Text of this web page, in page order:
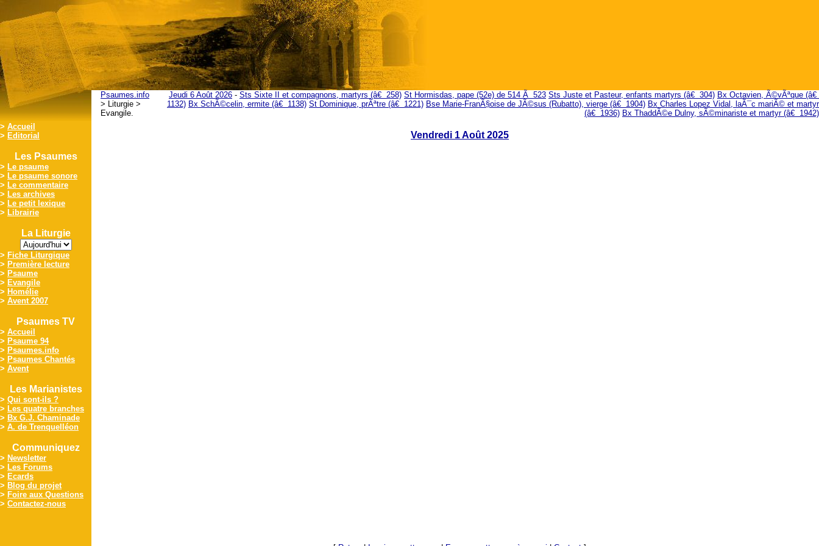
> Accueil
> Editorial
Les Psaumes
> Le psaume
> Le psaume sonore
> Le commentaire
> Les archives
> Le petit lexique
> Librairie
La Liturgie
> Fiche Liturgique
> Première lecture
> Psaume
> Evangile
> Homélie
> Avent 2007
Psaumes TV
> Accueil
> Psaume 94
> Psaumes.info
> Psaumes Chantés
> Avent
Les Marianistes
> Qui sont-ils ?
> Les quatre branches
> Bx G.J. Chaminade
> A. de Trenquelléon
Communiquez
> Newsletter
> Les Forums
> Ecards
> Blog du projet
> Foire aux Questions
> Contactez-nous
Psaumes.info
> Liturgie >
Evangile.
Jeudi 6 Août 2026 - Sts Sixte II et compagnons, martyrs (â€ 258) St Hormisdas, pape (52e) de 514 Ã 523 Sts Juste et Pasteur, enfants martyrs (â€ 304) Bx Octavien, Ã©vÃªque (â€
1132) Bx SchÃ©celin, ermite (â€ 1138) St Dominique, prÃªtre (â€ 1221) Bse Marie-FranÃ§oise de JÃ©sus (Rubatto), vierge (â€ 1904) Bx Charles Lopez Vidal, laÃ¯c mariÃ© et martyr
(â€ 1936) Bx ThaddÃ©e Dulny, sÃ©minariste et martyr (â€ 1942)
Vendredi 1 Août 2025